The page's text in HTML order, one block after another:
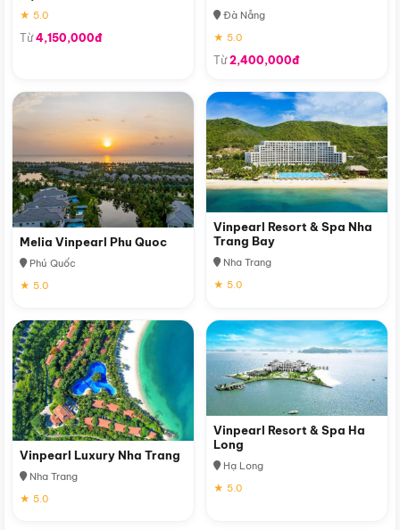
★ 5.0
Từ4,150,000đ
Đà Nẵng
★ 5.0
Từ2,400,000đ
Melia Vinpearl Phu Quoc
Phú Quốc
★ 5.0
Vinpearl Resort & Spa Nha
Trang Bay
Nha Trang
★ 5.0
Vinpearl Luxury Nha Trang
Nha Trang
★ 5.0
Vinpearl Resort & Spa Ha
Long
Hạ Long
★ 5.0